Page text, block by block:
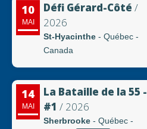
10
MAI
Défi Gérard-Côté /
2026
St-Hyacinthe - Québec -
Canada
14
MAI
La Bataille de la 55 -
#1 / 2026
Sherbrooke - Québec -